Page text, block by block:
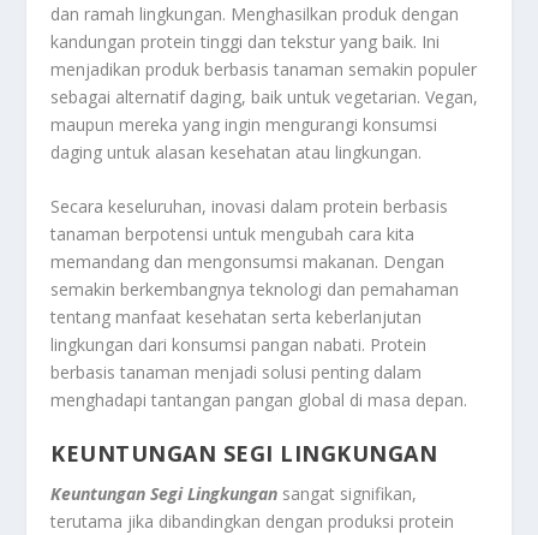
dan ramah lingkungan. Menghasilkan produk dengan
kandungan protein tinggi dan tekstur yang baik. Ini
menjadikan produk berbasis tanaman semakin populer
sebagai alternatif daging, baik untuk vegetarian. Vegan,
maupun mereka yang ingin mengurangi konsumsi
daging untuk alasan kesehatan atau lingkungan.
Secara keseluruhan, inovasi dalam protein berbasis
tanaman berpotensi untuk mengubah cara kita
memandang dan mengonsumsi makanan. Dengan
semakin berkembangnya teknologi dan pemahaman
tentang manfaat kesehatan serta keberlanjutan
lingkungan dari konsumsi pangan nabati. Protein
berbasis tanaman menjadi solusi penting dalam
menghadapi tantangan pangan global di masa depan.
KEUNTUNGAN SEGI LINGKUNGAN
Keuntungan Segi Lingkungan sangat signifikan,
terutama jika dibandingkan dengan produksi protein